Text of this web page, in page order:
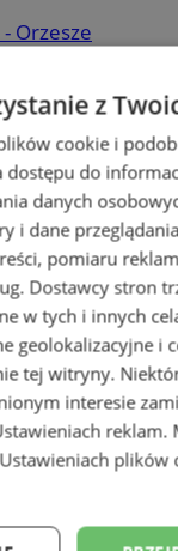
Orzesze
z
cookie i
dostępu do
danych
i dane
pomiaru
Dostawcy stron
w tych i innych
geolokalizacyjne i
tej witryny.
interesie
reklam.
Ustawieniach plików